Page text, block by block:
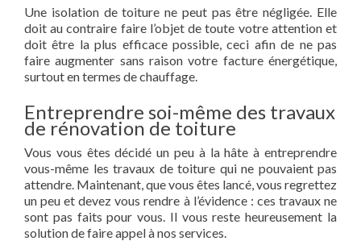
Une isolation de toiture ne peut pas être négligée. Elle
doit au contraire faire l’objet de toute votre attention et
doit être la plus efficace possible, ceci afin de ne pas
faire augmenter sans raison votre facture énergétique,
surtout en termes de chauffage.
Entreprendre soi-même des travaux
de rénovation de toiture
Vous vous êtes décidé un peu à la hâte à entreprendre
vous-même les travaux de toiture qui ne pouvaient pas
attendre. Maintenant, que vous êtes lancé, vous regrettez
un peu et devez vous rendre à l’évidence : ces travaux ne
sont pas faits pour vous. Il vous reste heureusement la
solution de faire appel à nos services.